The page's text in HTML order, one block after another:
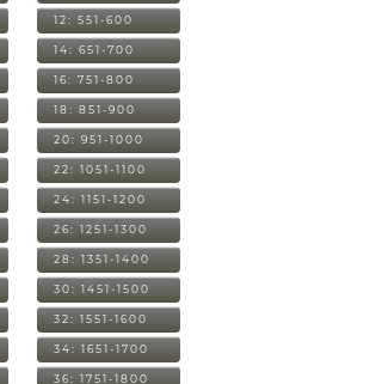
12: 551-600
14: 651-700
16: 751-800
18: 851-900
20: 951-1000
22: 1051-1100
24: 1151-1200
26: 1251-1300
28: 1351-1400
30: 1451-1500
32: 1551-1600
34: 1651-1700
36: 1751-1800